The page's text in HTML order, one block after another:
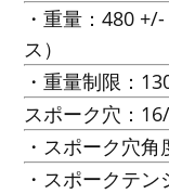
・重量：480
ス）
・重量制限：
スポーク穴：
・スポーク穴角
・スポークテ